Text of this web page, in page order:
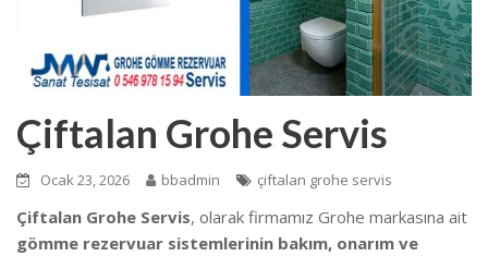
Çiftalan Grohe Servis
Ocak 23, 2026 bbadmin çiftalan grohe servis
Çiftalan Grohe Servis, olarak firmamız Grohe markasına ait
gömme rezervuar sistemlerinin bakım, onarım ve